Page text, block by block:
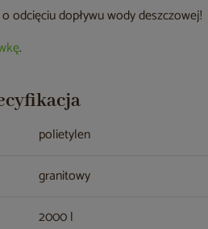
odcięciu dopływu wody deszczowej!
.
polietylen
granitowy
2000 l